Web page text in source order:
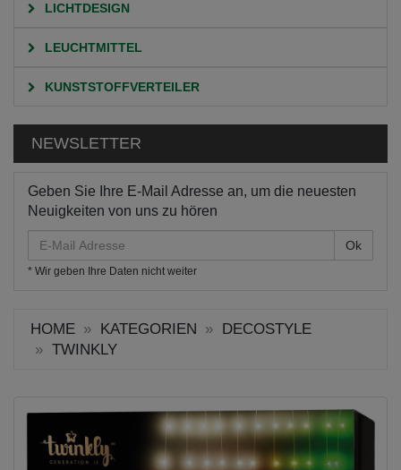
LICHTDESIGN
LEUCHTMITTEL
KUNSTSTOFFVERTEILER
NEWSLETTER
Geben Sie Ihre E-Mail Adresse an, um die neuesten
Neuigkeiten von uns zu hören
Mail
Adresse
* Wir geben Ihre Daten nicht weiter
HOME KATEGORIEN
DECOSTYLE
TWINKLY